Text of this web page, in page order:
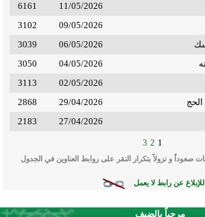
العام لشؤون الحرمين الشريفين،
هذا حتى عيِّن رئيسًا عامًّا لشؤون
المسجد الحرام والمسجد النبوي عام 1411هـ حتى
كبار العلماء بالمملكة العربية
11/05/2026
6161
09/05/2026
3102
06/05/2026
3039
04/05/2026
3050
02/05/2026
3113
الحج
29/04/2026
2868
27/04/2026
2183
1
2
3
صعوداً و نزولاً بتكرار النقر على روابط العناوين في الجدول
للإبلاغ عن رابط لا يعمل
مرحباً بالضيف